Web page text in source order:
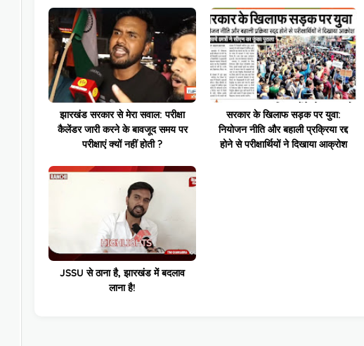
झारखंड सरकार से मेरा सवाल: परीक्षा
कैलेंडर जारी करने के बावजूद समय पर
परीक्षाएं क्यों नहीं होती ?
सरकार के खिलाफ सड़क पर युवा:
नियोजन नीति और बहाली प्रक्रिया रद्द
होने से परीक्षार्थियों ने दिखाया आक्रोश
JSSU से ठाना है, झारखंड में बदलाव
लाना है!